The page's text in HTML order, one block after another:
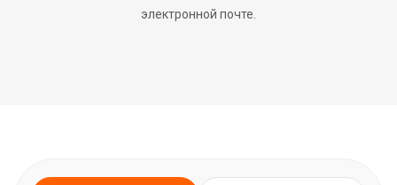
электронной почте.